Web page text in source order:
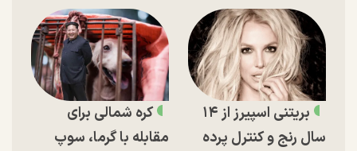
بریتنی اسپیرز از ۱۴
سال رنج و کنترل پرده
کره شمالی برای
مقابله با گرما، سوپ